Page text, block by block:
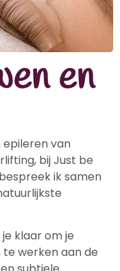
en
van
bij Just be
ik samen
klaar om je
werken aan de